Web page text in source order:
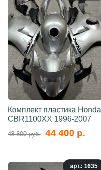
Комплект пластика Honda
CBR1100XX 1996-2007
48 800 руб. 44 400 р.
арт.: 1635